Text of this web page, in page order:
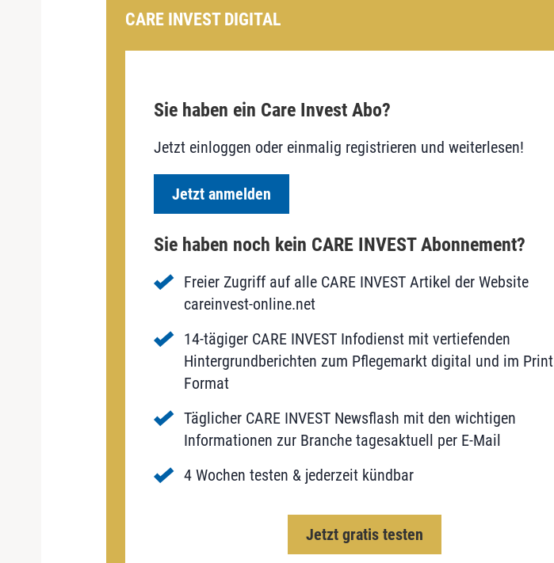
CARE INVEST DIGITAL
Sie haben ein Care Invest Abo?
Jetzt einloggen oder einmalig registrieren und weiterlesen!
Jetzt anmelden
Sie haben noch kein CARE INVEST Abonnement?
Freier Zugriff auf alle CARE INVEST Artikel der Website
careinvest-online.net
14-tägiger CARE INVEST Infodienst mit vertiefenden
Hintergrundberichten zum Pflegemarkt digital und im Print
Format
Täglicher CARE INVEST Newsflash mit den wichtigen
Informationen zur Branche tagesaktuell per E-Mail
4 Wochen testen & jederzeit kündbar
Jetzt gratis testen